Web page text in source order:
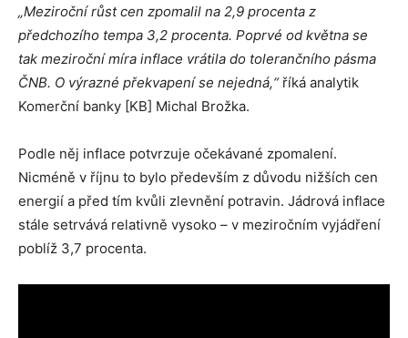
„Meziroční růst cen zpomalil na 2,9 procenta z
předchozího tempa 3,2 procenta. Poprvé od května se
tak meziroční míra inflace vrátila do tolerančního pásma
ČNB. O výrazné překvapení se nejedná,“ říká analytik
Komerční banky [KB] Michal Brožka.
Podle něj inflace potvrzuje očekávané zpomalení.
Nicméně v říjnu to bylo především z důvodu nižších cen
energií a před tím kvůli zlevnění potravin. Jádrová inflace
stále setrvává relativně vysoko – v meziročním vyjádření
poblíž 3,7 procenta.